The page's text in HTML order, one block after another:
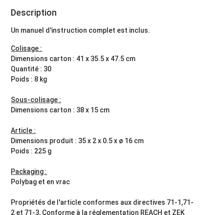
Description
Un manuel d'instruction complet est inclus.
Colisage :
Dimensions carton : 41 x 35.5 x 47.5 cm
Quantité : 30
Poids : 8 kg
Sous-colisage :
Dimensions carton : 38 x 15 cm
Article :
Dimensions produit : 35 x 2 x 0.5 x ø 16 cm
Poids : 225 g
Packaging :
Polybag et en vrac
Propriétés de l'article conformes aux directives 71-1,71-
2 et 71-3, Conforme à la réglementation REACH et ZEK